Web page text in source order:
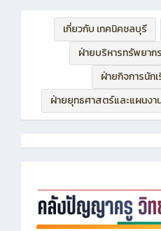
เกี่ยวกับ เทคนิคชลบุรี
ฝ่ายบริหารทรัพยากร
ฝ่ายกิจการนัก
ฝ่ายยุทธศาสตร์และแผนงา